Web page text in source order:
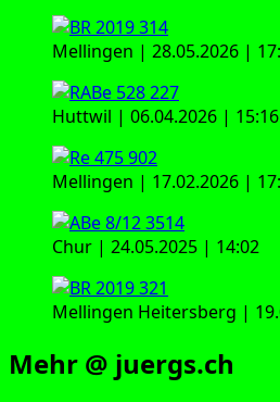
Mellingen | 28.05.2026 |
Huttwil | 06.04.2026 | 15:16
Mellingen | 17.02.2026 |
Chur | 24.05.2025 | 14:02
Mellingen Heitersberg |
Mehr @ juergs.ch